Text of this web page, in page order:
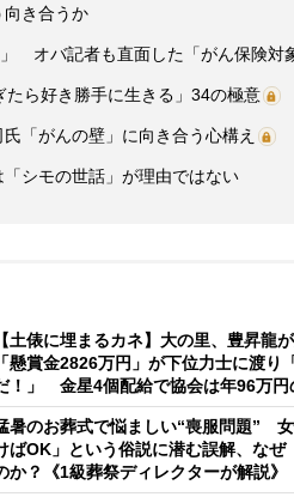
き合うか
オバ記者も直面した「がん保険対
ら好き勝手に生きる」34の極意
「がんの壁」に向き合う心構え
シモの世話」が理由ではない
【土俵に埋まるカネ】大の里、豊昇龍
「懸賞金2826万円」が下位力士に渡り
！」 金星4個配給で協会は年96万円
暑のお葬式で悩ましい“喪服問題”
ばOK」という俗説に潜む誤解、なぜ
か？《1級葬祭ディレクターが解説》